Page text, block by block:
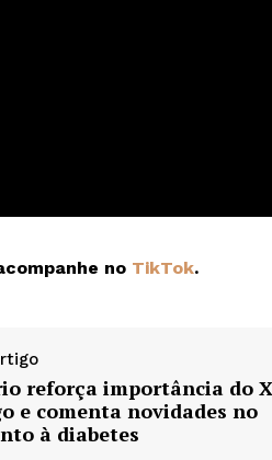
no TikTok.
reforça importância do
e comenta novidades no
à diabetes